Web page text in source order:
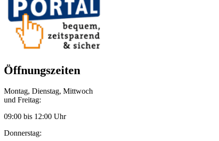
Öffnungszeiten
Montag, Dienstag, Mittwoch
und Freitag:
09:00 bis 12:00 Uhr
Donnerstag: